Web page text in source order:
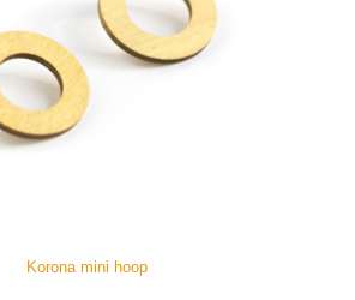
Korona mini hoop